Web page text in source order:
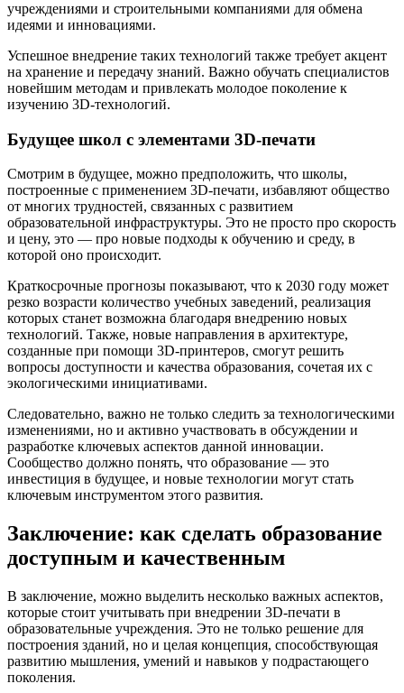
учреждениями и строительными компаниями для обмена
идеями и инновациями.
Успешное внедрение таких технологий также требует акцент
на хранение и передачу знаний. Важно обучать специалистов
новейшим методам и привлекать молодое поколение к
изучению 3D-технологий.
Будущее школ с элементами 3D-печати
Смотрим в будущее, можно предположить, что школы,
построенные с применением 3D-печати, избавляют общество
от многих трудностей, связанных с развитием
образовательной инфраструктуры. Это не просто про скорость
и цену, это — про новые подходы к обучению и среду, в
которой оно происходит.
Краткосрочные прогнозы показывают, что к 2030 году может
резко возрасти количество учебных заведений, реализация
которых станет возможна благодаря внедрению новых
технологий. Также, новые направления в архитектуре,
созданные при помощи 3D-принтеров, смогут решить
вопросы доступности и качества образования, сочетая их с
экологическими инициативами.
Следовательно, важно не только следить за технологическими
изменениями, но и активно участвовать в обсуждении и
разработке ключевых аспектов данной инновации.
Сообщество должно понять, что образование — это
инвестиция в будущее, и новые технологии могут стать
ключевым инструментом этого развития.
Заключение: как сделать образование
доступным и качественным
В заключение, можно выделить несколько важных аспектов,
которые стоит учитывать при внедрении 3D-печати в
образовательные учреждения. Это не только решение для
построения зданий, но и целая концепция, способствующая
развитию мышления, умений и навыков у подрастающего
поколения.